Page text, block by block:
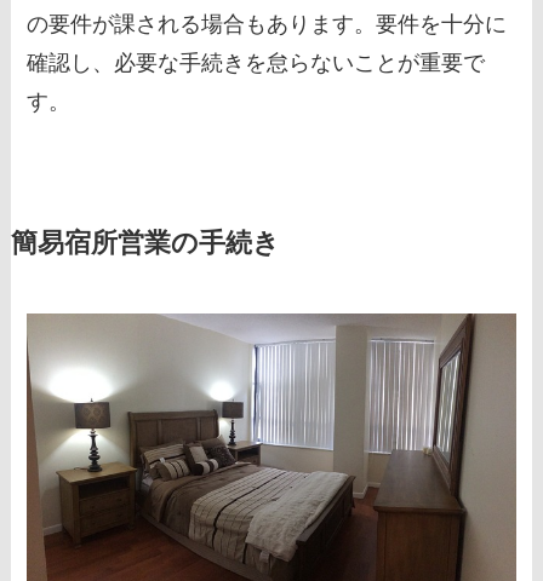
の要件が課される場合もあります。要件を十分に
確認し、必要な手続きを怠らないことが重要で
す。
簡易宿所営業の手続き